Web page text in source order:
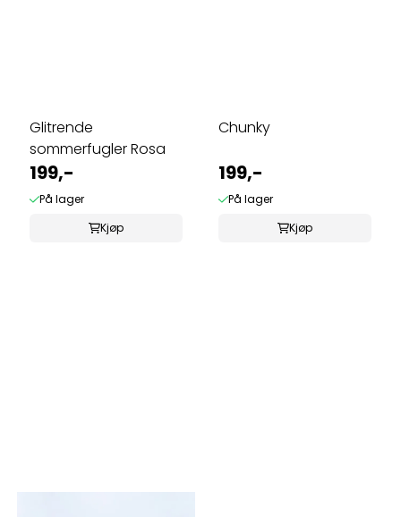
Glitrende
sommerfugler Rosa
199,-
På lager
Kjøp
Chunky
199,-
På lager
Kjøp